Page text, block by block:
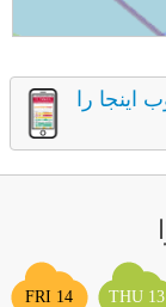
را
THU 13
FRI 14